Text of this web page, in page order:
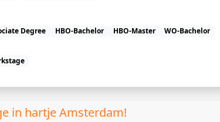
Degree HBO-Bachelor HBO-Master
WO-Bachelor
in hartje Amsterdam!